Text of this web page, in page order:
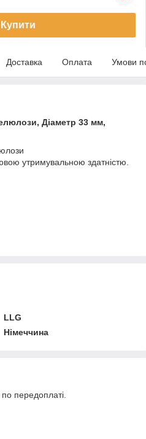
Купити
Доставка Оплата Умови
Діаметр 33 мм,
утримувальною здатністю.
LLG
Німеччина
передоплаті.